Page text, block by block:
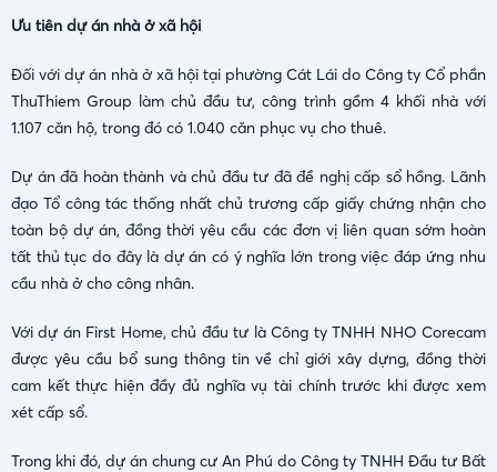
Ưu tiên dự án nhà ở xã hội
Đối với dự án nhà ở xã hội tại phường Cát Lái do Công ty Cổ phần
ThuThiem Group làm chủ đầu tư, công trình gồm 4 khối nhà với
1.107 căn hộ, trong đó có 1.040 căn phục vụ cho thuê.
Dự án đã hoàn thành và chủ đầu tư đã đề nghị cấp sổ hồng. Lãnh
đạo Tổ công tác thống nhất chủ trương cấp giấy chứng nhận cho
toàn bộ dự án, đồng thời yêu cầu các đơn vị liên quan sớm hoàn
tất thủ tục do đây là dự án có ý nghĩa lớn trong việc đáp ứng nhu
cầu nhà ở cho công nhân.
Với dự án First Home, chủ đầu tư là Công ty TNHH NHO Corecam
được yêu cầu bổ sung thông tin về chỉ giới xây dựng, đồng thời
cam kết thực hiện đầy đủ nghĩa vụ tài chính trước khi được xem
xét cấp sổ.
Trong khi đó, dự án chung cư An Phú do Công ty TNHH Đầu tư Bất